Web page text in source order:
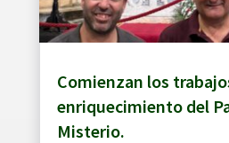
Comienzan los
enriquecimiento del
Misterio.